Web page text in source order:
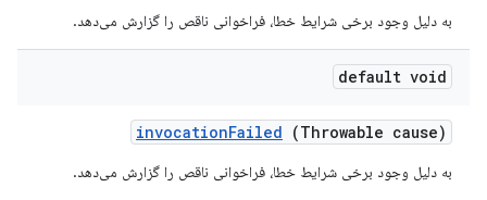
به دلیل وجود برخی شرایط خطا، فراخوانی ناقص را گزارش می‌دهد.
default void
invocationFailed (Throwable cause)
به دلیل وجود برخی شرایط خطا، فراخوانی ناقص را گزارش می‌دهد.